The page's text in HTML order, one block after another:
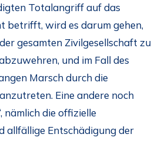
Totalangriff auf das
betrifft, wird es darum gehen,
gesamten Zivilgesellschaft zu
und im Fall des
Marsch durch die
Eine andere noch
nämlich die offizielle
allfällige Entschädigung der